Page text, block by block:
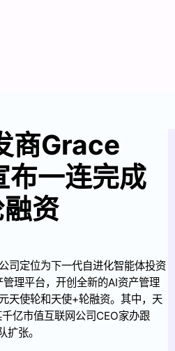
商Grace
一连完成
资
定位为下一代自进化智能体投资
理平台，开创全新的AI资产管理
使轮和天使+轮融资。其中，天
亿市值互联网公司CEO家办跟
张。